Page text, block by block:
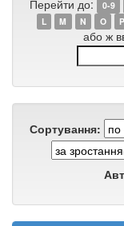
Перейти до: 0-9
L
M N O P
або ж
Сортування: